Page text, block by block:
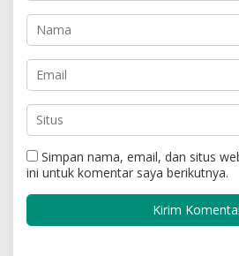
Simpan nama, email, dan situs
ini untuk komentar saya berikutnya.